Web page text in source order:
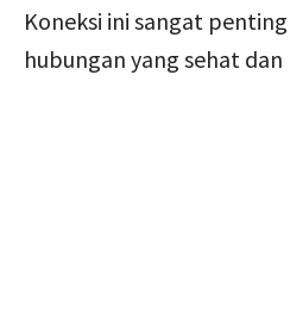
Koneksi ini sangat
hubungan yang sehat